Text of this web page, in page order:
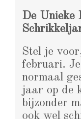
De Unieke
Stel je
februari.
normaal
jaar op de
bijzonder
ook wel